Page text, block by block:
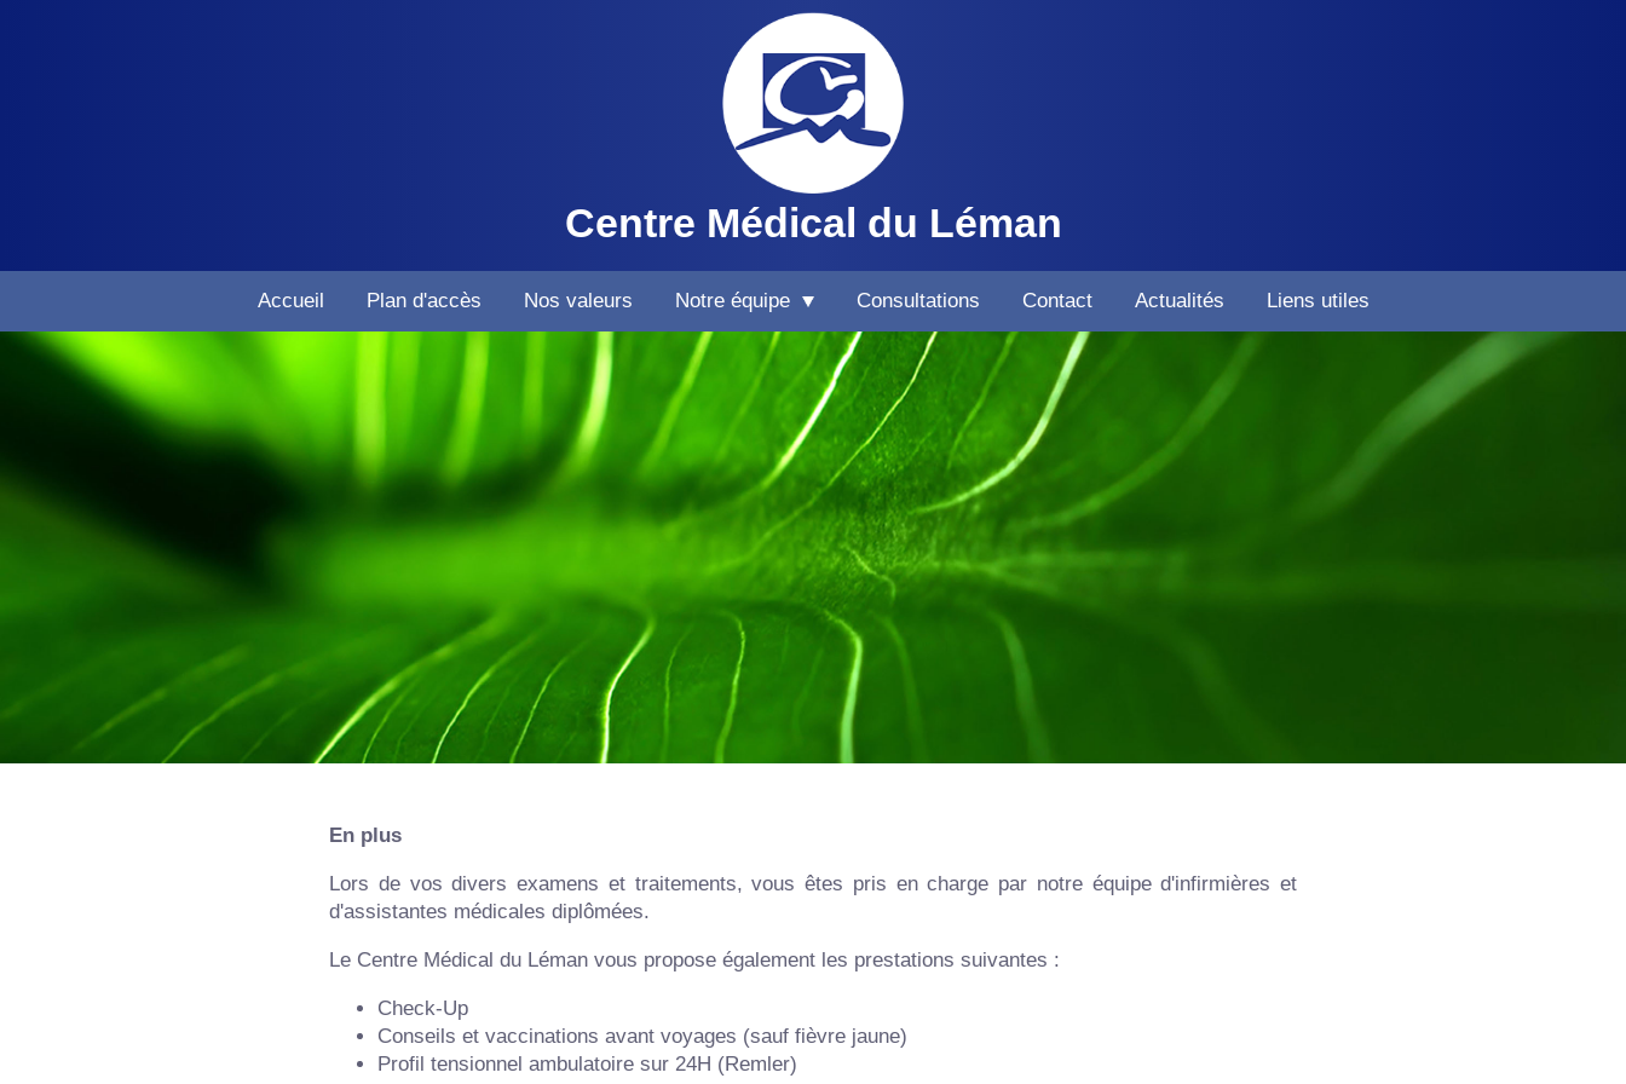
Centre Médical du Léman
Accueil Plan d'accès Nos valeurs Notre équipe
Médecins spécialisés
Physiothérapeute
Radiologie
En plus
Consultations Contact Actualités Liens utiles
En plus
Lors de vos divers examens et traitements, vous êtes pris en charge par notre équipe d'infirmières et
d'assistantes médicales diplômées.
Le Centre Médical du Léman vous propose également les prestations suivantes :
Check-Up
Conseils et vaccinations avant voyages (sauf fièvre jaune)
Profil tensionnel ambulatoire sur 24H (Remler)